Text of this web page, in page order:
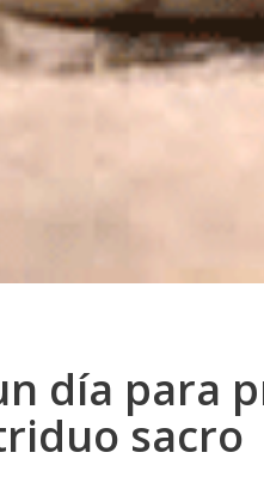
día para
sacro